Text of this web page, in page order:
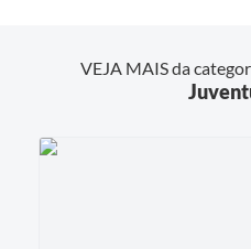
VEJA MAIS da